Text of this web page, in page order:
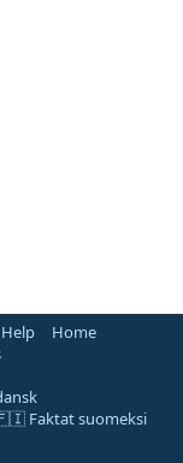
Help
Home
Faktat suomeksi